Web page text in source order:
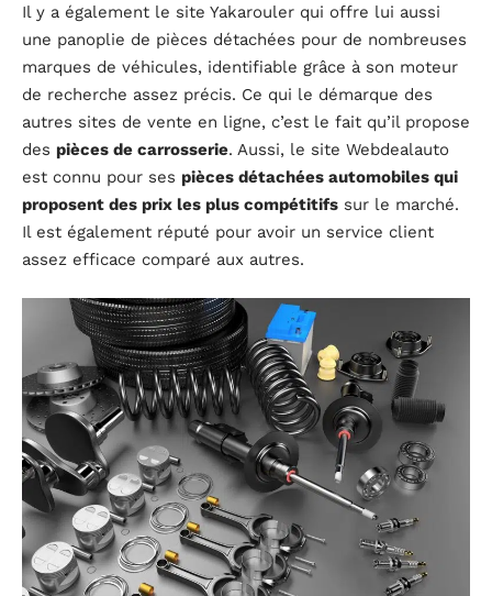
Il y a également le site Yakarouler qui offre lui aussi
une panoplie de pièces détachées pour de nombreuses
marques de véhicules, identifiable grâce à son moteur
de recherche assez précis. Ce qui le démarque des
autres sites de vente en ligne, c’est le fait qu’il propose
des pièces de carrosserie. Aussi, le site Webdealauto
est connu pour ses pièces détachées automobiles qui
proposent des prix les plus compétitifs sur le marché.
Il est également réputé pour avoir un service client
assez efficace comparé aux autres.